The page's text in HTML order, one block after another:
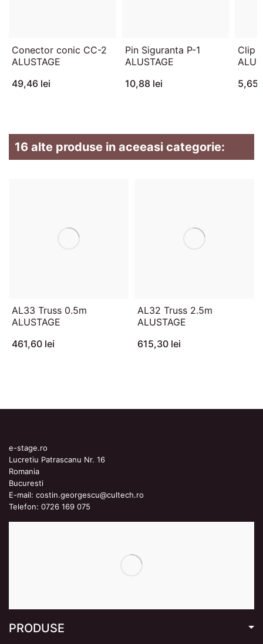
Conector conic CC-2
ALUSTAGE
49,46 lei
Pin Siguranta P-1
ALUSTAGE
10,88 lei
Clip
5,65
16 alte produse in aceeasi categorie:
AL33 Truss 0.5m
ALUSTAGE
461,60 lei
AL32 Truss 2.5m
ALUSTAGE
615,30 lei
e-stage.ro
Lucretiu Patrascanu Nr. 16
Romania
Bucuresti
E-mail: costin.georgescu@cultech.ro
Telefon: 0726 169 075
PRODUSE